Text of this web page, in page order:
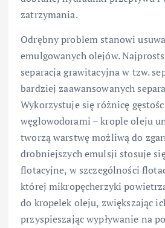
zatrzymania.
Odrębny problem stanowi
emulgowanych olejów.
separacja grawitacyjna w tzw.
bardziej zaawansowanych
Wykorzystuje się różnicę
węglowodorami – krople oleju
tworzą warstwę możliwą do
drobniejszych emulsji stosuje
flotacyjne, w szczególności
której mikropęcherzyki
do kropelek oleju, zwiększając
przyspieszając wypływanie na